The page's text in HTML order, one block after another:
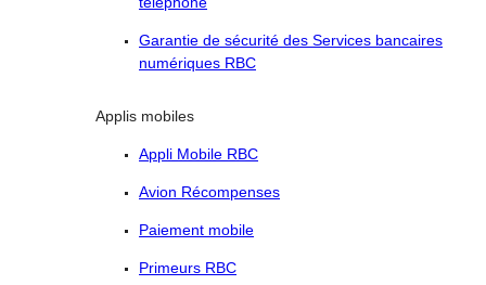
Garantie de sécurité des Services bancaires
numériques RBC
Applis mobiles
Appli Mobile RBC
Avion Récompenses
Paiement mobile
Primeurs RBC